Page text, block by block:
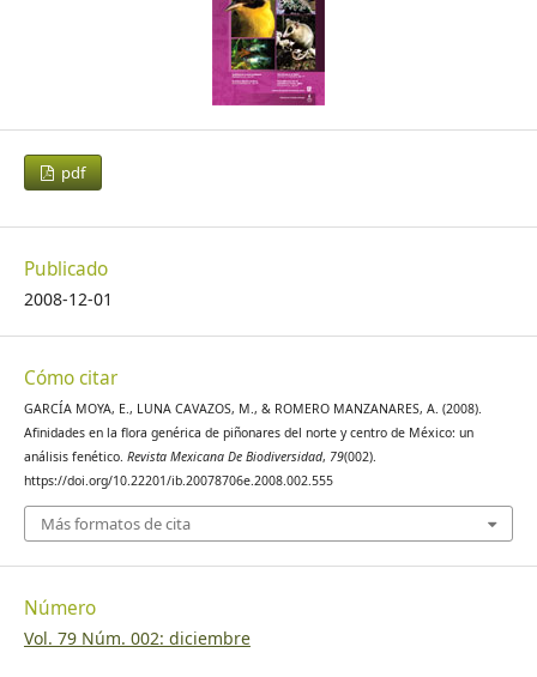
pdf
Publicado
2008-12-01
Cómo citar
GARCÍA MOYA, E., LUNA CAVAZOS, M., & ROMERO MANZANARES, A. (2008).
Afinidades en la flora genérica de piñonares del norte y centro de México: un
análisis fenético. Revista Mexicana De Biodiversidad, 79(002).
https://doi.org/10.22201/ib.20078706e.2008.002.555
Más formatos de cita
Número
Vol. 79 Núm. 002: diciembre